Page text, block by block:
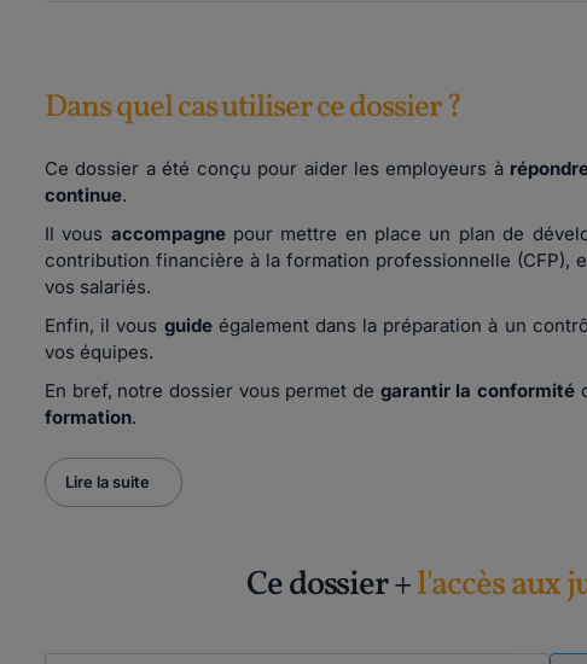
Dans quel cas utiliser ce dossier ?
Ce dossier a été conçu pour aider les employeurs à
continue.
Il vous accompagnepour mettre en place un plan de
contribution financière à la formation professionnelle (CFP),
vos salariés.
Enfin, il vous guideégalement dans la préparation à un
vos équipes.
En bref, notre dossier vous permet de garantir la conformité
formation.
Lire la suite
Ce dossier +l'accès aux